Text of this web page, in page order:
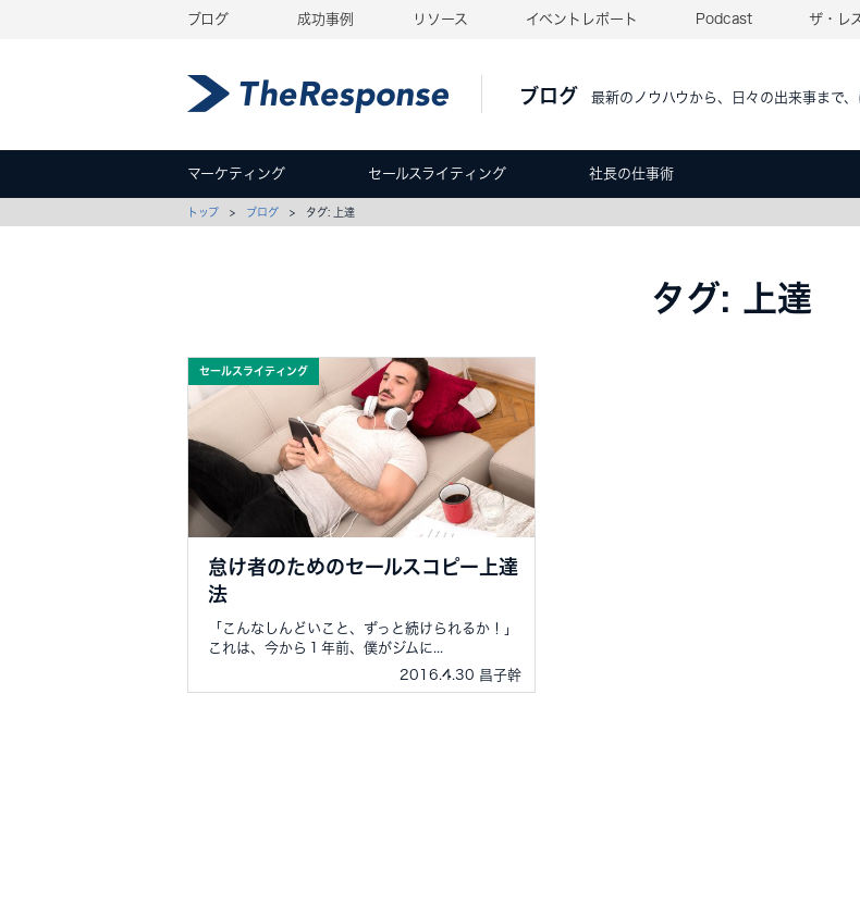
ブログ 成功事例 リソース イベントレポート Podcast ザ・レ
ブログ 最新のノウハウから、日々の出来事まで
マーケティング セールスライティング 社長の仕事術
トップ > ブログ > タグ: 上達
タグ: 上達
セールスライティング
怠け者のためのセールスコピー上達
法
「こんなしんどいこと、ずっと続けられるか！」
これは、今から１年前、僕がジムに...
2016.4.30 昌子幹